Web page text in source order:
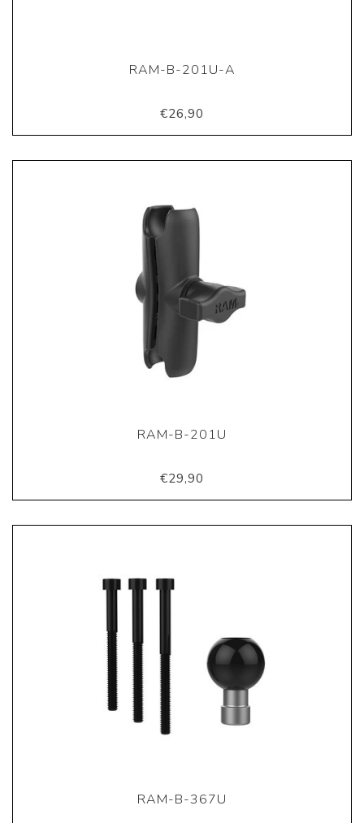
RAM-B-201U-A
€26,90
RAM-B-201U
€29,90
RAM-B-367U